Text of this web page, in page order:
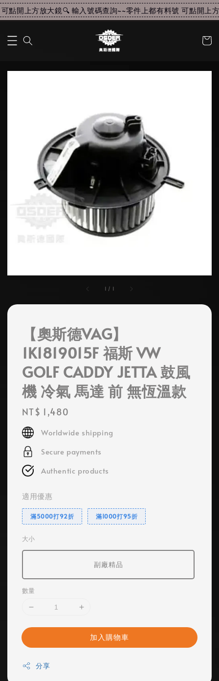
點開上方放大鏡🔍 輸入號碼查詢~~零件上都有料號 可點開上
1 / 1
【奧斯德VAG】
1K1819015F 福斯 VW
GOLF CADDY JETTA 鼓風
機 冷氣 馬達 前 無恆溫款
Regular
price
NT$ 1,480
Worldwide shipping
Secure payments
Authentic products
適用優惠
滿5000打92折 滿1000打95折
大小
副廠精品
數量
加入購物車
分享